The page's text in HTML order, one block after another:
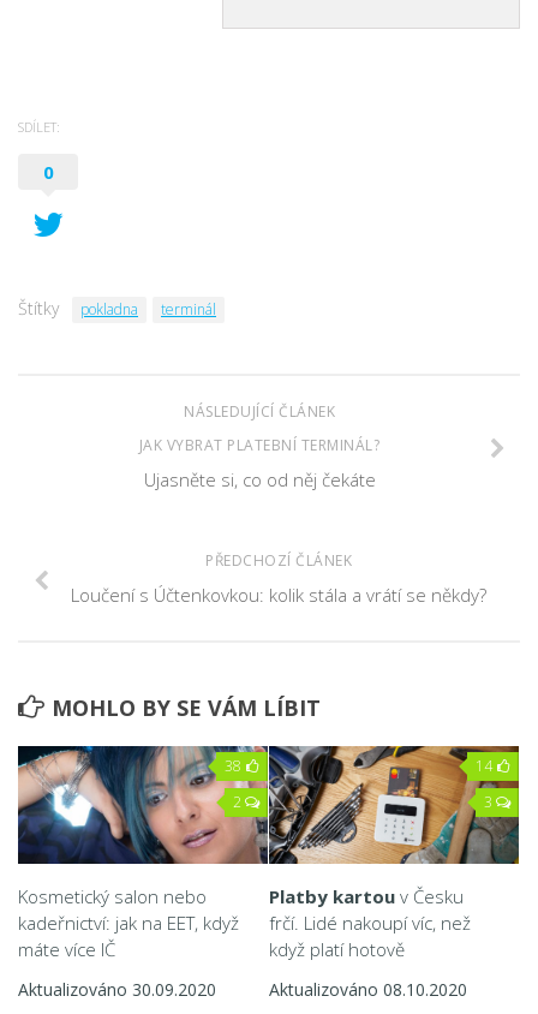
SDÍLET:
0
Štítky pokladna terminál
NÁSLEDUJÍCÍ ČLÁNEK
JAK VYBRAT PLATEBNÍ TERMINÁL?
Ujasněte si, co od něj čekáte
PŘEDCHOZÍ ČLÁNEK
Loučení s Účtenkovkou: kolik stála a vrátí se někdy?
MOHLO BY SE VÁM LÍBIT
38
2
Kosmetický salon nebo
kadeřnictví: jak na EET, když
máte více IČ
Aktualizováno 30.09.2020
14
3
Platby kartou v Česku
frčí. Lidé nakoupí víc, než
když platí hotově
Aktualizováno 08.10.2020